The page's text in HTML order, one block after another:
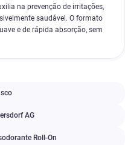
na prevenção de irritações,
saudável. O formato
e de rápida absorção, sem
AG
Roll-On